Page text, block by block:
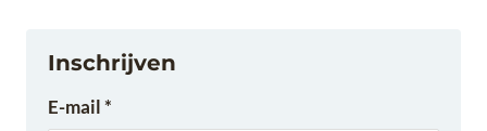
Inschrijven
E-mail *